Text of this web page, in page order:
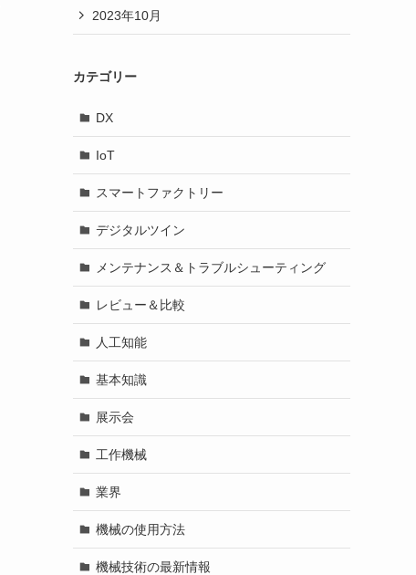
2023年10月
カテゴリー
DX
IoT
スマートファクトリー
デジタルツイン
メンテナンス＆トラブルシューティング
レビュー＆比較
人工知能
基本知識
展示会
工作機械
業界
機械の使用方法
機械技術の最新情報